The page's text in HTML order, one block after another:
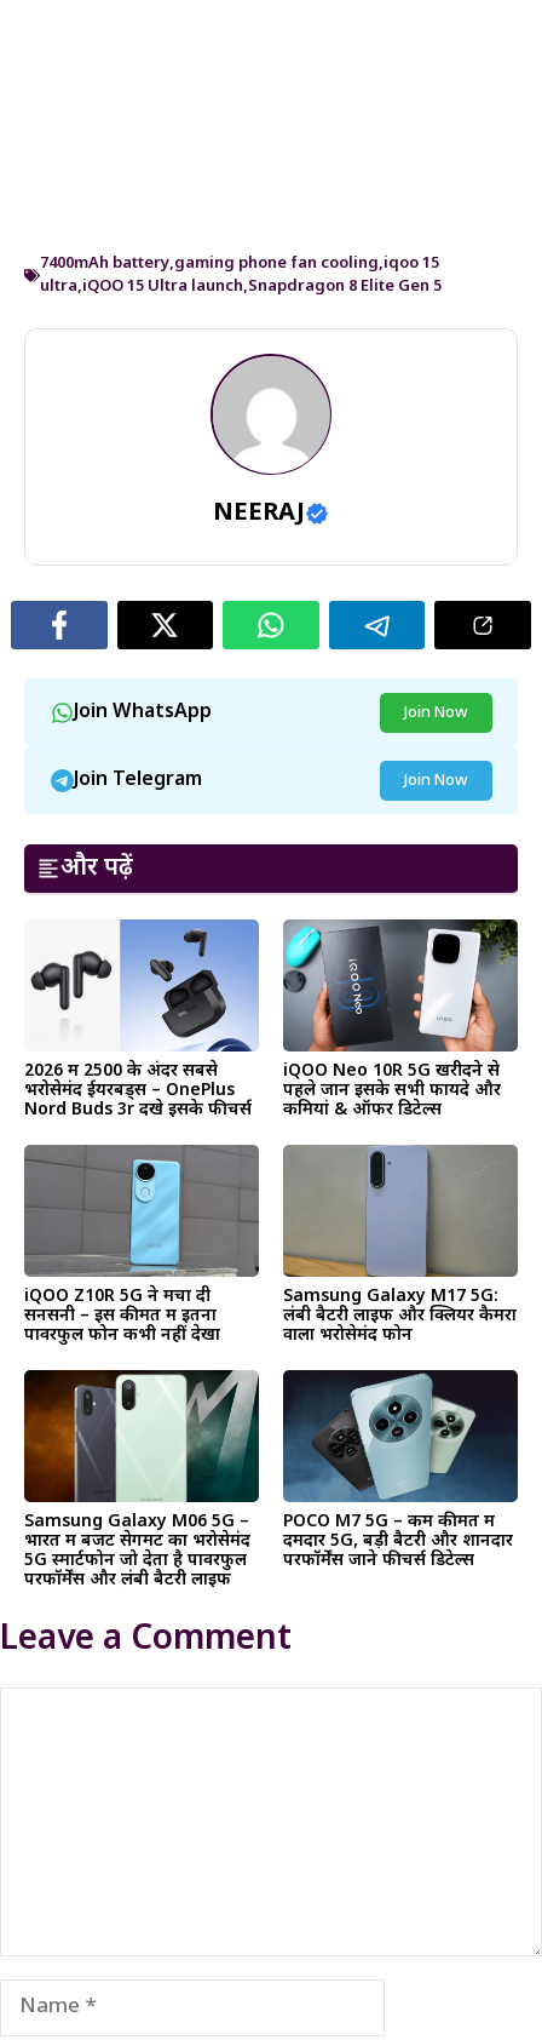
7400mAh battery,gaming phone fan cooling,iqoo 15
ultra,iQOO 15 Ultra launch,Snapdragon 8 Elite Gen 5
NEERAJ
Join WhatsApp Join Now
Join Telegram Join Now
और पढ़ें
2026 में ₹2500 के अंदर सबसे
भरोसेमंद ईयरबड्स – OnePlus
Nord Buds 3r देंखे इसके फीचर्स
iQOO Neo 10R 5G खरीदने से
पहले जानें इसके सभी फायदे और
कमियां & ऑफर डिटेल्स
iQOO Z10R 5G ने मचा दी
सनसनी – इस कीमत में इतना
पावरफुल फोन कभी नहीं देखा
Samsung Galaxy M17 5G:
लंबी बैटरी लाइफ और क्लियर कैमरा
वाला भरोसेमंद फोन
Samsung Galaxy M06 5G –
भारत में बजट सेगमेंट का भरोसेमंद
5G स्मार्टफोन जो देता है पावरफुल
परफॉर्मेंस और लंबी बैटरी लाइफ
POCO M7 5G – कम कीमत में
दमदार 5G, बड़ी बैटरी और शानदार
परफॉर्मेंस जाने फीचर्स डिटेल्स
Leave a Comment
Name